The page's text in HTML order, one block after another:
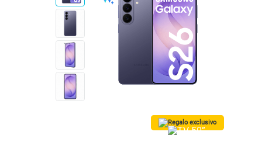
Regalo exclusivo